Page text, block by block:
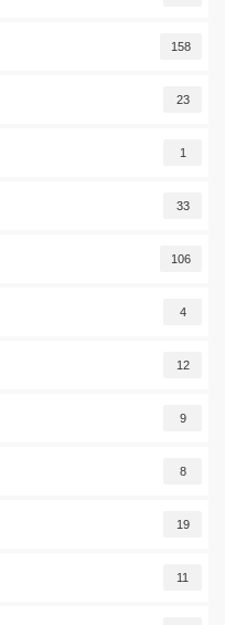
158
23
1
33
106
4
12
9
8
19
11